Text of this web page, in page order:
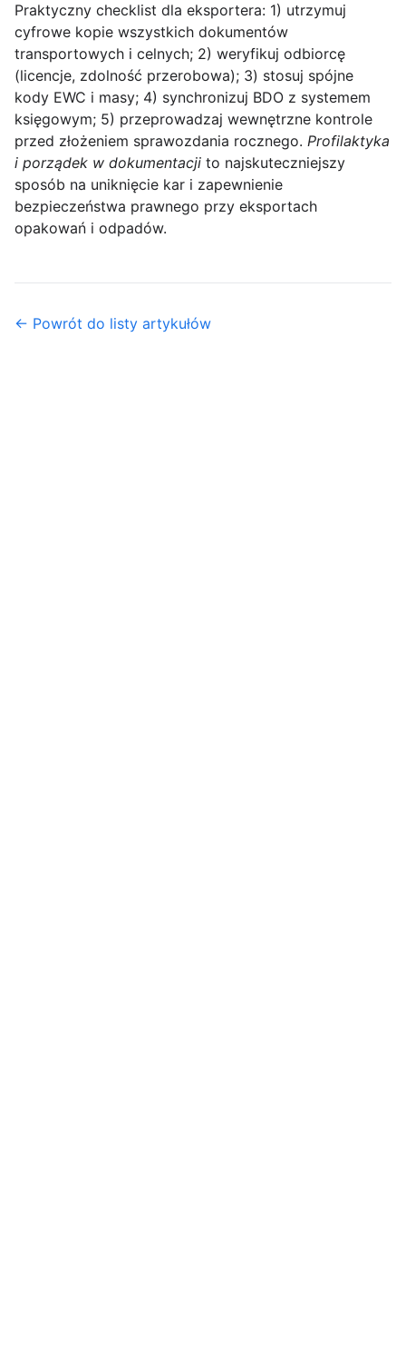
Praktyczny checklist dla eksportera: 1) utrzymuj
cyfrowe kopie wszystkich dokumentów
transportowych i celnych; 2) weryfikuj odbiorcę
(licencje, zdolność przerobowa); 3) stosuj spójne
kody EWC i masy; 4) synchronizuj BDO z systemem
księgowym; 5) przeprowadzaj wewnętrzne kontrole
przed złożeniem sprawozdania rocznego. Profilaktyka
i porządek w dokumentacji to najskuteczniejszy
sposób na uniknięcie kar i zapewnienie
bezpieczeństwa prawnego przy eksportach
opakowań i odpadów.
← Powrót do listy artykułów